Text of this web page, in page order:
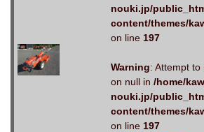
nouki.jp/
content/themes/
on line 197
Warning: Attempt
on null in /home/
nouki.jp/
content/themes/
on line 197